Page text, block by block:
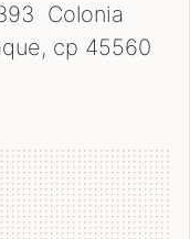
Colonia
cp 45560